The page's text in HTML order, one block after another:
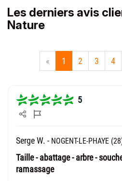
Les derniers avis
Nature
« 1 2 3 4
5
Serge W. - NOGENT-LE-PHAYE
Taille - abattage - arbre -
ramassage